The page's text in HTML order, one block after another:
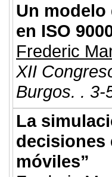
Un
en ISO
Frederic
XII
Burgos. . 3-
La
decisiones
móviles”